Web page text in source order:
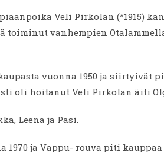
Veli Pirkolan (*1915)
toiminut vanhempien
vuonna 1950 ja siirtyivät
oli hoitanut Veli Pirkolan äiti
Leena ja Pasi.
ja Vappu- rouva piti kauppaa